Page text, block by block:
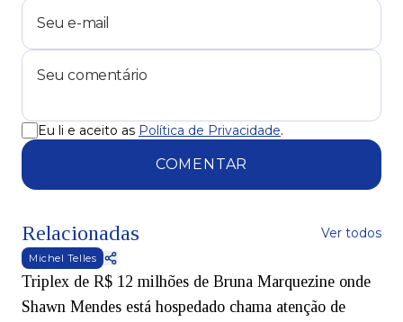
Eu li e aceito as Política de Privacidade.
COMENTAR
Relacionadas Ver todos
Michel Telles
Triplex de R$ 12 milhões de Bruna Marquezine onde
Shawn Mendes está hospedado chama atenção de